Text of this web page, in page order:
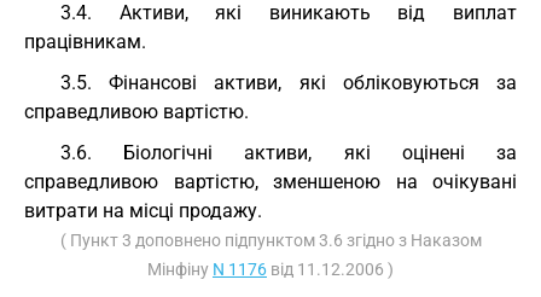
3.4. Активи, які виникають від виплат
працівникам.
3.5. Фінансові активи, які обліковуються за
справедливою вартістю.
3.6. Біологічні активи, які оцінені за
справедливою вартістю, зменшеною на очікувані
витрати на місці продажу.
( Пункт 3 доповнено підпунктом 3.6 згідно з Наказом
Мінфіну N 1176 від 11.12.2006 )